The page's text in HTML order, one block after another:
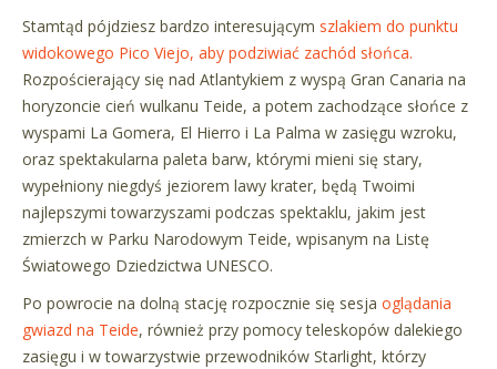
Stamtąd pójdziesz bardzo interesującym szlakiem do punktu
widokowego Pico Viejo, aby podziwiać zachód słońca.
Rozpościerający się nad Atlantykiem z wyspą Gran Canaria na
horyzoncie cień wulkanu Teide, a potem zachodzące słońce z
wyspami La Gomera, El Hierro i La Palma w zasięgu wzroku,
oraz spektakularna paleta barw, którymi mieni się stary,
wypełniony niegdyś jeziorem lawy krater, będą Twoimi
najlepszymi towarzyszami podczas spektaklu, jakim jest
zmierzch w Parku Narodowym Teide, wpisanym na Listę
Światowego Dziedzictwa UNESCO.
Po powrocie na dolną stację rozpocznie się sesja oglądania
gwiazd na Teide, również przy pomocy teleskopów dalekiego
zasięgu i w towarzystwie przewodników Starlight, którzy